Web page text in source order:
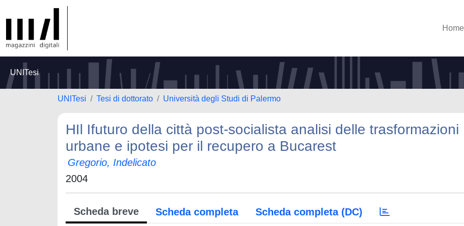
Home
UNITesi
UNITesi Tesi di dottorato Università degli Studi di Palermo
HIl Ifuturo della città post-socialista analisi delle trasformazioni
urbane e ipotesi per il recupero a Bucarest
Gregorio, Indelicato
2004
Scheda breve Scheda completa Scheda completa (DC)